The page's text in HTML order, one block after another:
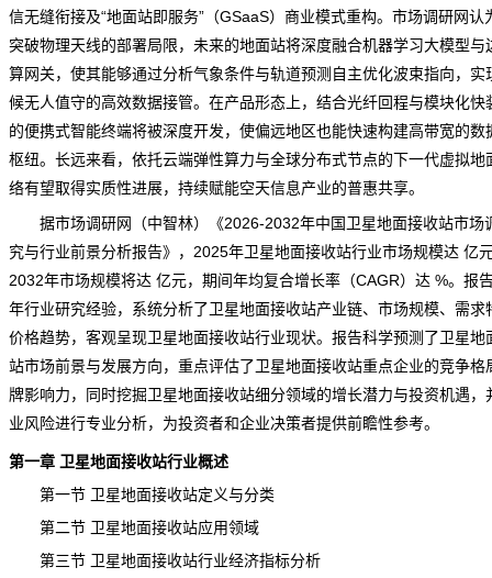
信无缝衔接及“地面站即服务”（GSaaS）商业模式重构。 市场调研网认
突破物理天线的部署局限，未来的地面站将深度融合机器学习大模型与
算网关，使其能够通过分析气象条件与轨道预测自主优化波束指向，实
候无人值守的高效数据接管。在产品形态上，结合光纤回程与模块化快
的便携式智能终端将被深度开发，使偏远地区也能快速构建高带宽的数
枢纽。长远来看，依托云端弹性算力与全球分布式节点的下一代虚拟地
络有望取得实质性进展，持续赋能空天信息产业的普惠共享。
据市场调研网（中智林）《2026-2032年中国卫星地面接收站市场
究与行业前景分析报告》，2025年卫星地面接收站行业市场规模达 亿
2032年市场规模将达 亿元，期间年均复合增长率（CAGR）达 %。报
年行业研究经验，系统分析了卫星地面接收站产业链、市场规模、需求
价格趋势，客观呈现卫星地面接收站行业现状。报告科学预测了卫星地
站市场前景与发展方向，重点评估了卫星地面接收站重点企业的竞争格
牌影响力，同时挖掘卫星地面接收站细分领域的增长潜力与投资机遇，
业风险进行专业分析，为投资者和企业决策者提供前瞻性参考。
第一章 卫星地面接收站行业概述
第一节 卫星地面接收站定义与分类
第二节 卫星地面接收站应用领域
第三节 卫星地面接收站行业经济指标分析